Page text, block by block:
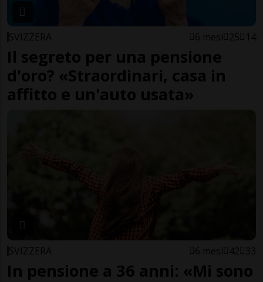
SVIZZERA 6 mesi 25 14
Il segreto per una pensione
d'oro? «Straordinari, casa in
affitto e un'auto usata»
SVIZZERA 6 mesi 42 33
In pensione a 36 anni: «Mi sono